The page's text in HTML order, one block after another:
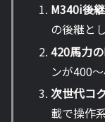
M340i後
の後継と
420馬力
ンが400
次世代コ
載で操作